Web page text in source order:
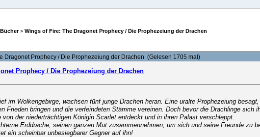
Bücher> Wings of Fire: The Dragonet Prophecy / Die Prophezeiung der Drachen
Dragonet Prophecy / Die Prophezeiung der Drachen (Gelesen 1705 mal)
Prophecy / Die Prophezeiung der Drachen
im Wolkengebirge, wachsen fünf junge Drachen heran. Eine uralte Prophezeiung
Frieden bringen und die verfeindeten Stämme vereinen. Doch bevor die Drachlinge sich
der niederträchtigen Königin Scarlet entdeckt und in ihren Palast verschleppt.
Erddrache, seinen ganzen Mut zusammennehmen, um sich und seine Freunde zu
ein scheinbar unbesiegbarer Gegner auf ihn!